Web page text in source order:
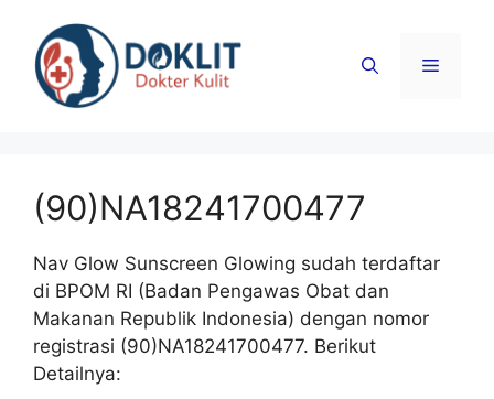
Menu
(90)NA18241700477
Nav Glow Sunscreen Glowing sudah terdaftar
di BPOM RI (Badan Pengawas Obat dan
Makanan Republik Indonesia) dengan nomor
registrasi (90)NA18241700477. Berikut
Detailnya: